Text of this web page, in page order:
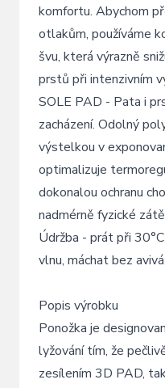
komfortu. Abychom
otlakům, používáme
švu, která výrazně
prstů při intenzivním
SOLE PAD - Pata i
zacházení. Odolný
výstelkou v
optimalizuje
dokonalou ochranu
nadmérně fyzické
Údržba - prát při
vlnu, máchat bez
Popis výrobku
Ponožka je
lyžování tím, že
zesílením 3D PAD,